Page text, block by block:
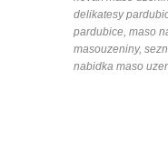
delikatesy
pardubice, maso
masouzeniny,
nabidka maso